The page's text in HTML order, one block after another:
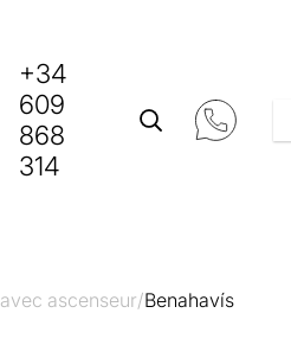
+34
609
868
314
avec ascenseur/Benahavís